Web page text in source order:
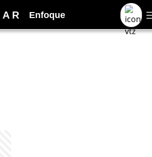
A R Enfoque